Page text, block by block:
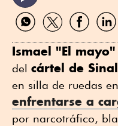
Compartir
por
Compartir
por
Compartir
por
por
Ismael "El
del cártel de
en silla de ruedas
enfrentarse a
por narcotráfico,